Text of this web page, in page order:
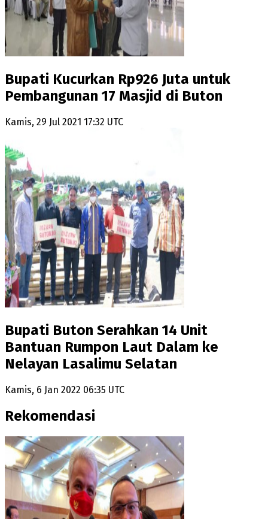
Bupati Kucurkan Rp926 Juta untuk
Pembangunan 17 Masjid di Buton
Kamis, 29 Jul 2021 17:32 UTC
Bupati Buton Serahkan 14 Unit
Bantuan Rumpon Laut Dalam ke
Nelayan Lasalimu Selatan
Kamis, 6 Jan 2022 06:35 UTC
Rekomendasi